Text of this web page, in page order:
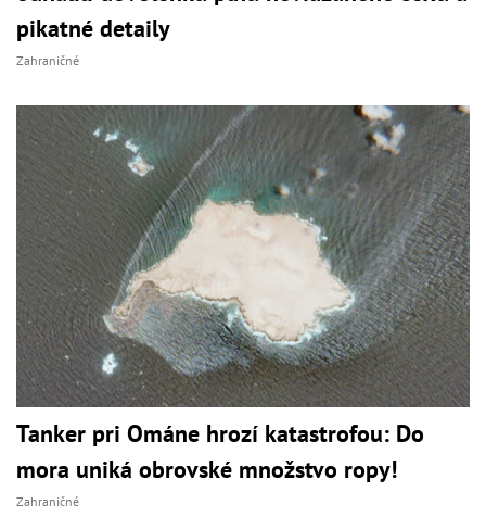
pikatné detaily
Zahraničné
Tanker pri Ománe hrozí katastrofou: Do
mora uniká obrovské množstvo ropy!
Zahraničné